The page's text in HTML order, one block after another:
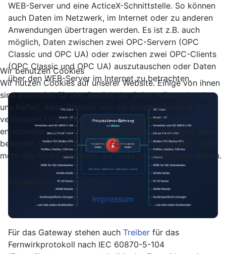
WEB-Server und eine ActiceX-Schnittstelle. So können
auch Daten im Netzwerk, im Internet oder zu anderen
Anwendungen übertragen werden. Es ist z.B. auch
möglich, Daten zwischen zwei OPC-Servern (OPC
Classic und OPC UA) oder zwischen zwei OPC-Clients
(OPC Classic und OPC UA) auszutauschen oder Daten
über den WEB-Server im Internet zu betrachten.
Für das Gateway stehen auch Treiber für das
Fernwirkprotokoll nach IEC 60870-5-104
Wir benutzen Cookies
Wir nutzen Cookies auf unserer Website. Einige von ihnen
sind essenziell für den Betrieb der Seite, während andere
uns helfen, diese Website und die Nutzererfahrung zu
verbessern (Tracking Cookies). Sie können selbst
entscheiden, ob Sie die Cookies zulassen möchten. Bitte
beachten Sie, dass bei einer Ablehnung womöglich nicht
mehr alle Funktionalitäten der Seite zur Verfügung stehen.
Ablehnen
Impressum